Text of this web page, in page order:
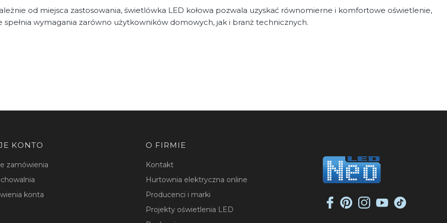
od miejsca zastosowania, świetlówka LED kołowa pozwala uzyskać równomierne i komfortowe oświetlenie,
spełnia wymagania zarówno użytkowników domowych, jak i branż technicznych.
KONTO
zamówienia
konta
O FIRMIE
Kontakt
Hurtownia elektryczna online
Producenci i marki
Projekty oświetlenia LED